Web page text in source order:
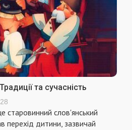
та сучасність
слов'янський
перехід дитини, зазвичай